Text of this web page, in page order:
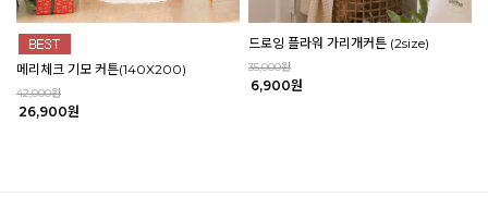
메리체크 기모 커튼(140X200)
42,000원
26,900원
드로잉 플라워 가리개커튼 (2size)
35,000원
6,900원